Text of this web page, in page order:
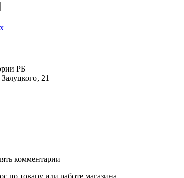
РБ
21
комментарии
товару или работе магазина.